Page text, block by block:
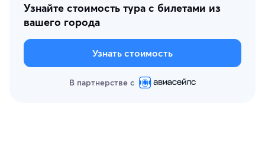
Узнайте стоимость тура с билетами из
вашего города
Узнать стоимость
В партнерстве с